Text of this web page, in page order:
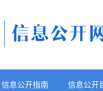
信息公开指南 信息公开